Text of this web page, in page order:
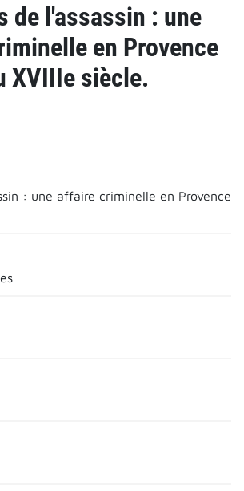
de l'assassin : une
en Provence
XVIIIe siècle.
: une affaire criminelle en Provence